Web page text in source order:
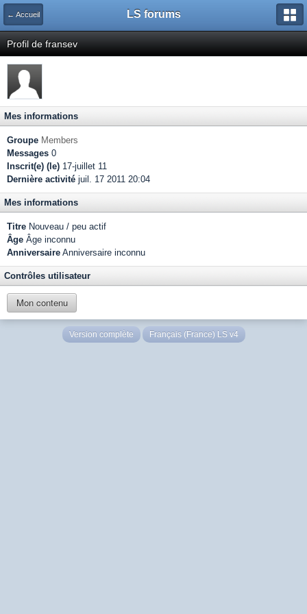
← Accueil LS forums
Profil de fransev
Mes informations
Groupe Members
Messages 0
Inscrit(e) (le) 17-juillet 11
Dernière activité juil. 17 2011 20:04
Mes informations
Titre Nouveau / peu actif
Âge Âge inconnu
Anniversaire Anniversaire inconnu
Contrôles utilisateur
Mon contenu
Version complète Français (France) LS v4